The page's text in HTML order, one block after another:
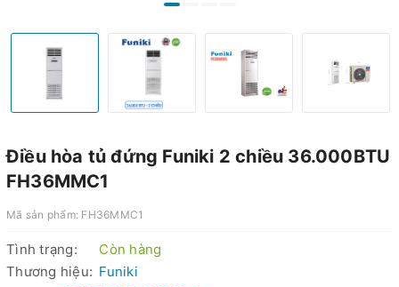
Điều hòa tủ đứng Funiki 2 chiều 36.000BTU
FH36MMC1
Mã sản phẩm: FH36MMC1
Tình trạng:
Còn hàng
Thương hiệu: Funiki